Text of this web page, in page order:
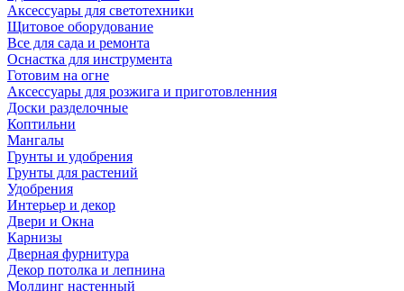
Аксессуары для светотехники
Щитовое оборудование
Все для сада и ремонта
Оснастка для инструмента
Готовим на огне
Аксессуары для розжига и приготовленния
Доски разделочные
Коптильни
Мангалы
Грунты и удобрения
Грунты для растений
Удобрения
Интерьер и декор
Двери и Окна
Карнизы
Дверная фурнитура
Декор потолка и лепнина
Молдинг настенный